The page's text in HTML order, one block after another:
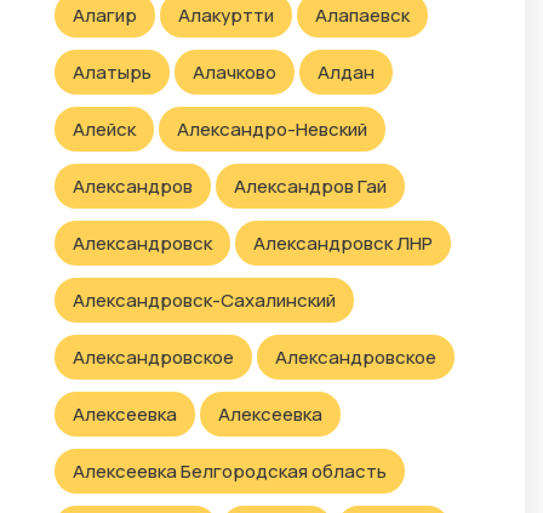
Алагир Алакуртти Алапаевск
Алатырь Алачково Алдан
Алейск Александро-Невский
Александров Александров Гай
Александровск Александровск ЛНР
Александровск-Сахалинский
Александровское Александровское
Алексеевка Алексеевка
Алексеевка Белгородская область